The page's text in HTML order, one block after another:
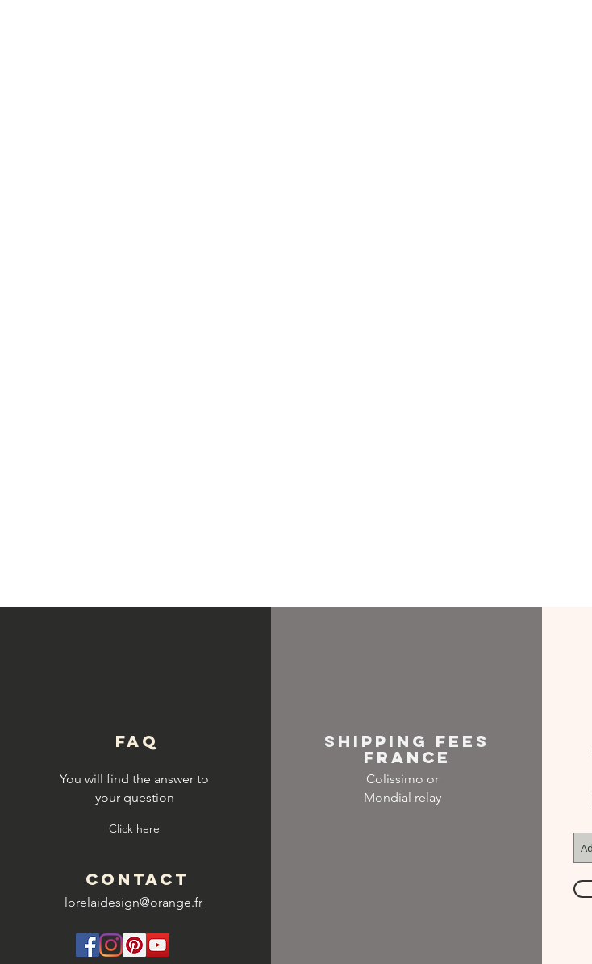
FAQ
You will find the answer to
your question
Click here
CONTACT
lorelaidesign@orange.fr
SHIPPING FEES
FRANCE
Colissimo or
Mondial relay